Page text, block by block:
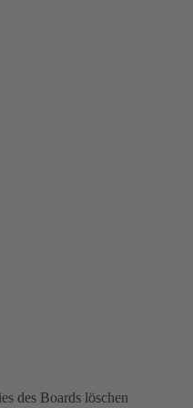
des Boards löschen